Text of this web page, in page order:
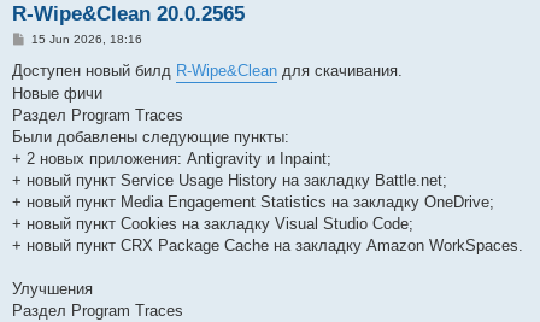
R-Wipe&Clean 20.0.2565
P
s
15 Jun 2026, 18:16
Доступен новый билд R-Wipe&Clean для скачивания.
Новые фичи
Раздел Program Traces
Были добавлены следующие пункты:
+ 2 новых приложения: Antigravity и Inpaint;
+ новый пункт Service Usage History на закладку Battle.net;
+ новый пункт Media Engagement Statistics на закладку OneDrive;
+ новый пункт Cookies на закладку Visual Studio Code;
+ новый пункт CRX Package Cache на закладку Amazon WorkSpaces.
Улучшения
Раздел Program Traces